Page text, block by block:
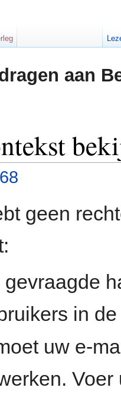
aan
geen
gevraagde
in
uw e-